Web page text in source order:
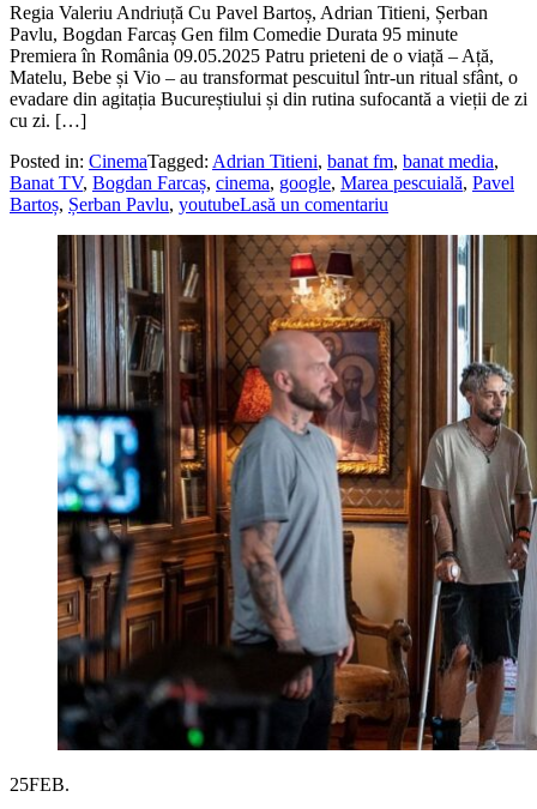
Regia Valeriu Andriuță Cu Pavel Bartoș, Adrian Titieni, Șerban
Pavlu, Bogdan Farcaș Gen film Comedie Durata 95 minute
Premiera în România 09.05.2025 Patru prieteni de o viață – Ață,
Matelu, Bebe și Vio – au transformat pescuitul într-un ritual sfânt, o
evadare din agitația Bucureștiului și din rutina sufocantă a vieții de zi
cu zi. […]
Posted in: CinemaTagged: Adrian Titieni, banat fm, banat media,
Banat TV, Bogdan Farcaș, cinema, google, Marea pescuială, Pavel
Bartoș, Șerban Pavlu, youtubeLasă un comentariu
25FEB.